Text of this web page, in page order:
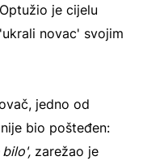
je cijelu
novac' svojim
jedno od
bio pošteđen:
bilo', zarežao je